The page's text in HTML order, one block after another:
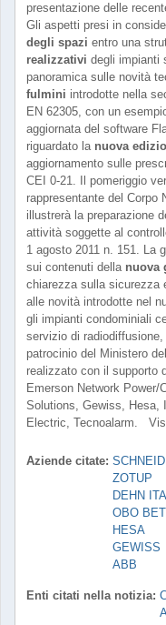
presentazione delle
Gli aspetti presi in
degli spazi entro una
realizzativi degli impianti
panoramica sulle novità
fulmini introdotte nella
EN 62305, con un
aggiornata del software
riguardato la nuova
aggiornamento sulle
CEI 0-21. Il pomeriggio
rappresentante del Corpo
illustrerà la preparazione
attività soggette al
1 agosto 2011 n. 151. La
sui contenuti della nuova
chiarezza sulla sicurezza
alle novità introdotte nel
gli impianti condominiali
servizio di
patrocinio del Ministero
realizzato con il supporto
Emerson Network Power/
Solutions, Gewiss, Hesa,
Electric, Tecnoalarm.
Aziende citate:
ZOTUP
DEHN
OBO
HESA
GEWISS
ABB
Enti citati nella notizia: